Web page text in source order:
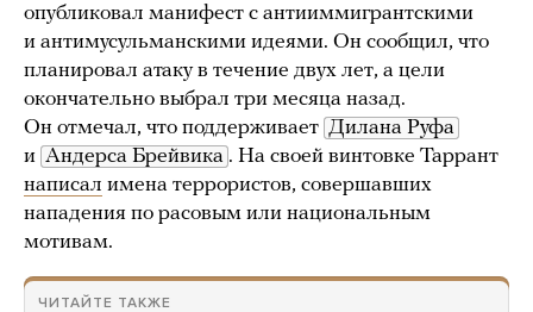
опубликовал манифест с антииммигрантскими
и антимусульманскими идеями. Он сообщил, что
планировал атаку в течение двух лет, а цели
окончательно выбрал три месяца назад.
Он отмечал, что поддерживает Дилана Руфа
и Андерса Брейвика . На своей винтовке Таррант
написал имена террористов, совершавших
нападения по расовым или национальным
мотивам.
ЧИТАЙТЕ ТАКЖЕ